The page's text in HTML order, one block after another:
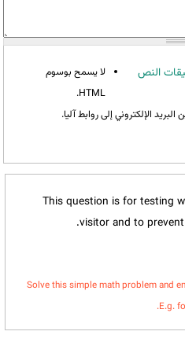
النص
لا يسمح بوسوم
HTML.
الإلكتروني إلى روابط آليا.
This question is for testing
visitor and to
Solve this simple math problem and
E.g.